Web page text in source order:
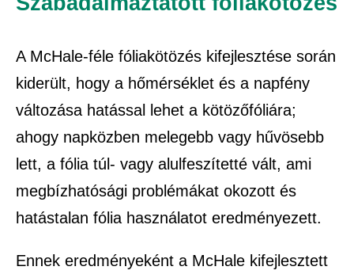
A McHale-féle fóliakötözés kifejlesztése során
kiderült, hogy a hőmérséklet és a napfény
változása hatással lehet a kötözőfóliára;
ahogy napközben melegebb vagy hűvösebb
lett, a fólia túl- vagy alulfeszítetté vált, ami
megbízhatósági problémákat okozott és
hatástalan fólia használatot eredményezett.
Ennek eredményeként a McHale kifejlesztett